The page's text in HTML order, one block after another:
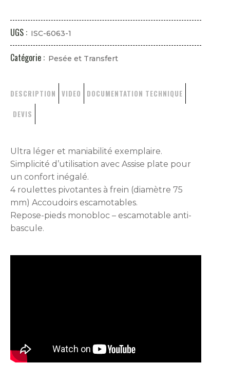
UGS : ISC-6063-1
Catégorie : Pesée et Transfert
DESCRIPTION VIDEO
DOCUMENTATION TECHNIQUE
DEVIS
Ultra léger et maniabilité exemplaire.
Simplicité d’utilisation avec Assise plate pour
un confort inégalé.
4 roulettes pivotantes à frein (diamètre 75
mm) Accoudoirs escamotables.
Repose-pieds monobloc – escamotable anti-
bascule.